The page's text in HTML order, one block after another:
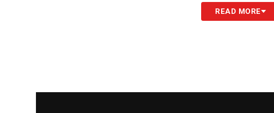
LA PLAYLIST DELLE NOSTRE TOP NEWSREAD MORE